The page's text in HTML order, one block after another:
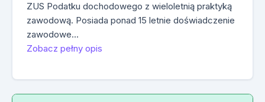
ZUS Podatku dochodowego z wieloletnią praktyką
zawodową. Posiada ponad 15 letnie doświadczenie
zawodowe…
Zobacz pełny opis